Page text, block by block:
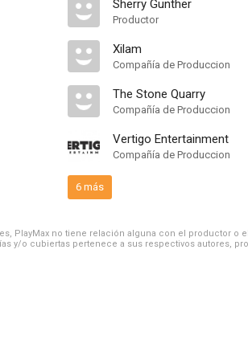
Sherry Gunther
Productor
Xilam
Compañía de Produccion
The Stone Quarry
Compañía de Produccion
Vertigo Entertainment
Compañía de Produccion
6 más
PlayMax no tiene relación alguna con el productor o
y/o cubiertas pertenece a sus respectivos autores,